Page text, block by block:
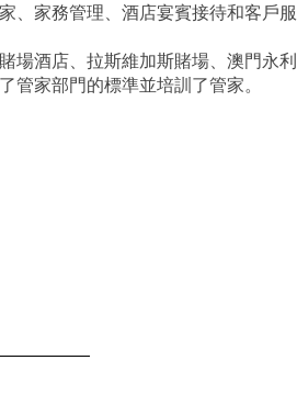
、家務管理、酒店宴賓接待和客戶服
場酒店、拉斯維加斯賭場、澳門永利
管家部門的標準並培訓了管家。